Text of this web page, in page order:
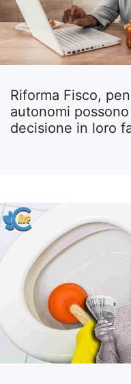
Riforma Fisco,
autonomi
decisione in loro